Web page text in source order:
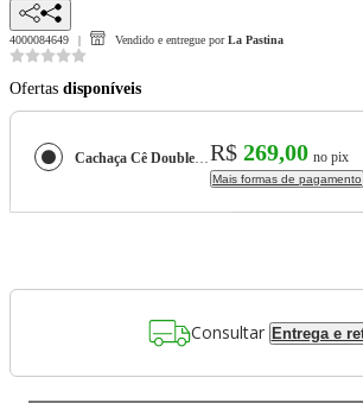
4000084649 Vendido e entregue por La Pastina
Ofertas disponíveis
Cachaça Cê Double WoodR$ 269,00 no pix
Mais formas de pagamento
Consultar Entrega e